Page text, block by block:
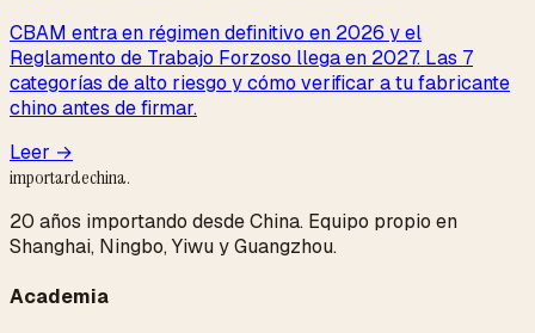
CBAM entra en régimen definitivo en 2026 y el
Reglamento de Trabajo Forzoso llega en 2027. Las 7
categorías de alto riesgo y cómo verificar a tu fabricante
chino antes de firmar.
Leer →
importardechina.
20 años importando desde China. Equipo propio en
Shanghai, Ningbo, Yiwu y Guangzhou.
Academia